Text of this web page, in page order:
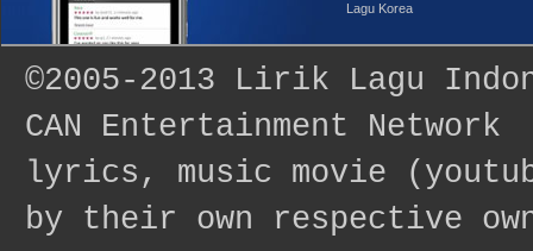
Lagu Korea
©2005-2013 Lirik Lagu
CAN Entertainment Network
lyrics, music movie
by their own respective